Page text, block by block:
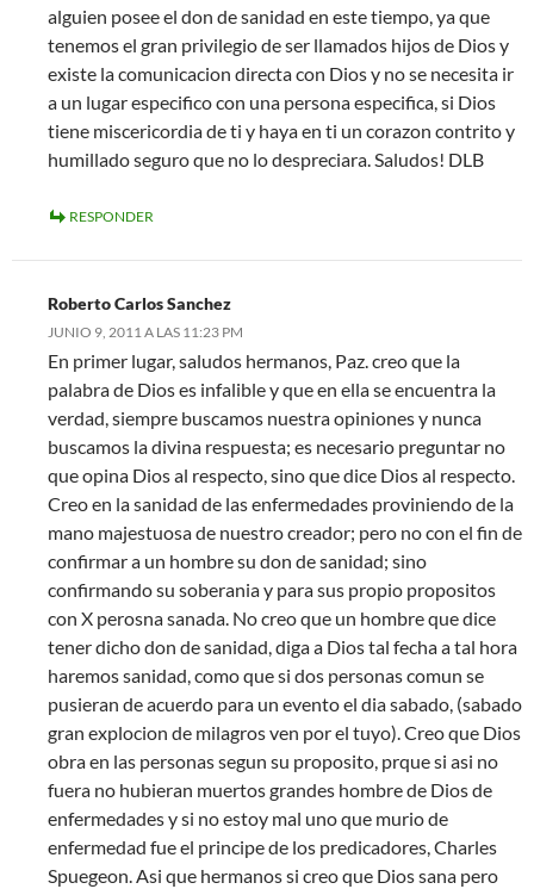
alguien posee el don de sanidad en este tiempo, ya que
tenemos el gran privilegio de ser llamados hijos de Dios y
existe la comunicacion directa con Dios y no se necesita ir
a un lugar especifico con una persona especifica, si Dios
tiene miscericordia de ti y haya en ti un corazon contrito y
humillado seguro que no lo despreciara. Saludos! DLB
RESPONDER
Roberto Carlos Sanchez
JUNIO 9, 2011 A LAS 11:23 PM
En primer lugar, saludos hermanos, Paz. creo que la
palabra de Dios es infalible y que en ella se encuentra la
verdad, siempre buscamos nuestra opiniones y nunca
buscamos la divina respuesta; es necesario preguntar no
que opina Dios al respecto, sino que dice Dios al respecto.
Creo en la sanidad de las enfermedades proviniendo de la
mano majestuosa de nuestro creador; pero no con el fin de
confirmar a un hombre su don de sanidad; sino
confirmando su soberania y para sus propio propositos
con X perosna sanada. No creo que un hombre que dice
tener dicho don de sanidad, diga a Dios tal fecha a tal hora
haremos sanidad, como que si dos personas comun se
pusieran de acuerdo para un evento el dia sabado, (sabado
gran explocion de milagros ven por el tuyo). Creo que Dios
obra en las personas segun su proposito, prque si asi no
fuera no hubieran muertos grandes hombre de Dios de
enfermedades y si no estoy mal uno que murio de
enfermedad fue el principe de los predicadores, Charles
Spuegeon. Asi que hermanos si creo que Dios sana pero